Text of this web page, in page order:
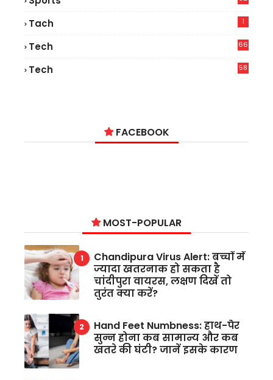
Tach 1
Tech
66
Tech
58
FACEBOOK
MOST-POPULAR
Chandipura Virus Alert: बच्चों में
ज्यादा खतरनाक हो सकता है
चांदीपुरा वायरस, लक्षण दिखें तो
तुरंत क्या करें?
Hand Feet Numbness: हाथ-पैर
सुन्न होना कब सामान्य और कब
खतरे की घंटी? जानें इसके कारण